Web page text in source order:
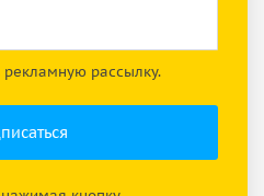
рекламную рассылку.